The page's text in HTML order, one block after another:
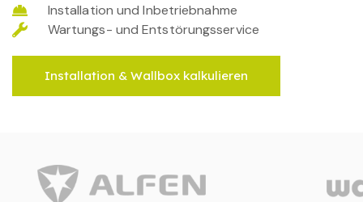
Installation und Inbetriebnahme
Wartungs- und Entstörungsservice
Installation & Wallbox kalkulieren